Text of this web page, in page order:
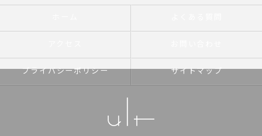
プライバシーポリシー サイトマップ